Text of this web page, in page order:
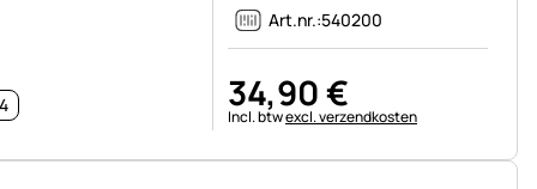
Art.nr.:540200
34,90€
Belastinginformatie:
Incl. btwexcl. verzendkosten